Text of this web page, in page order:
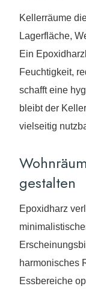
Kellerräume
Lagerfläche,
Ein
Feuchtigkeit,
schafft eine
bleibt der
vielseitig
gestalten
Epoxidharz
harmonisches
Essbereiche